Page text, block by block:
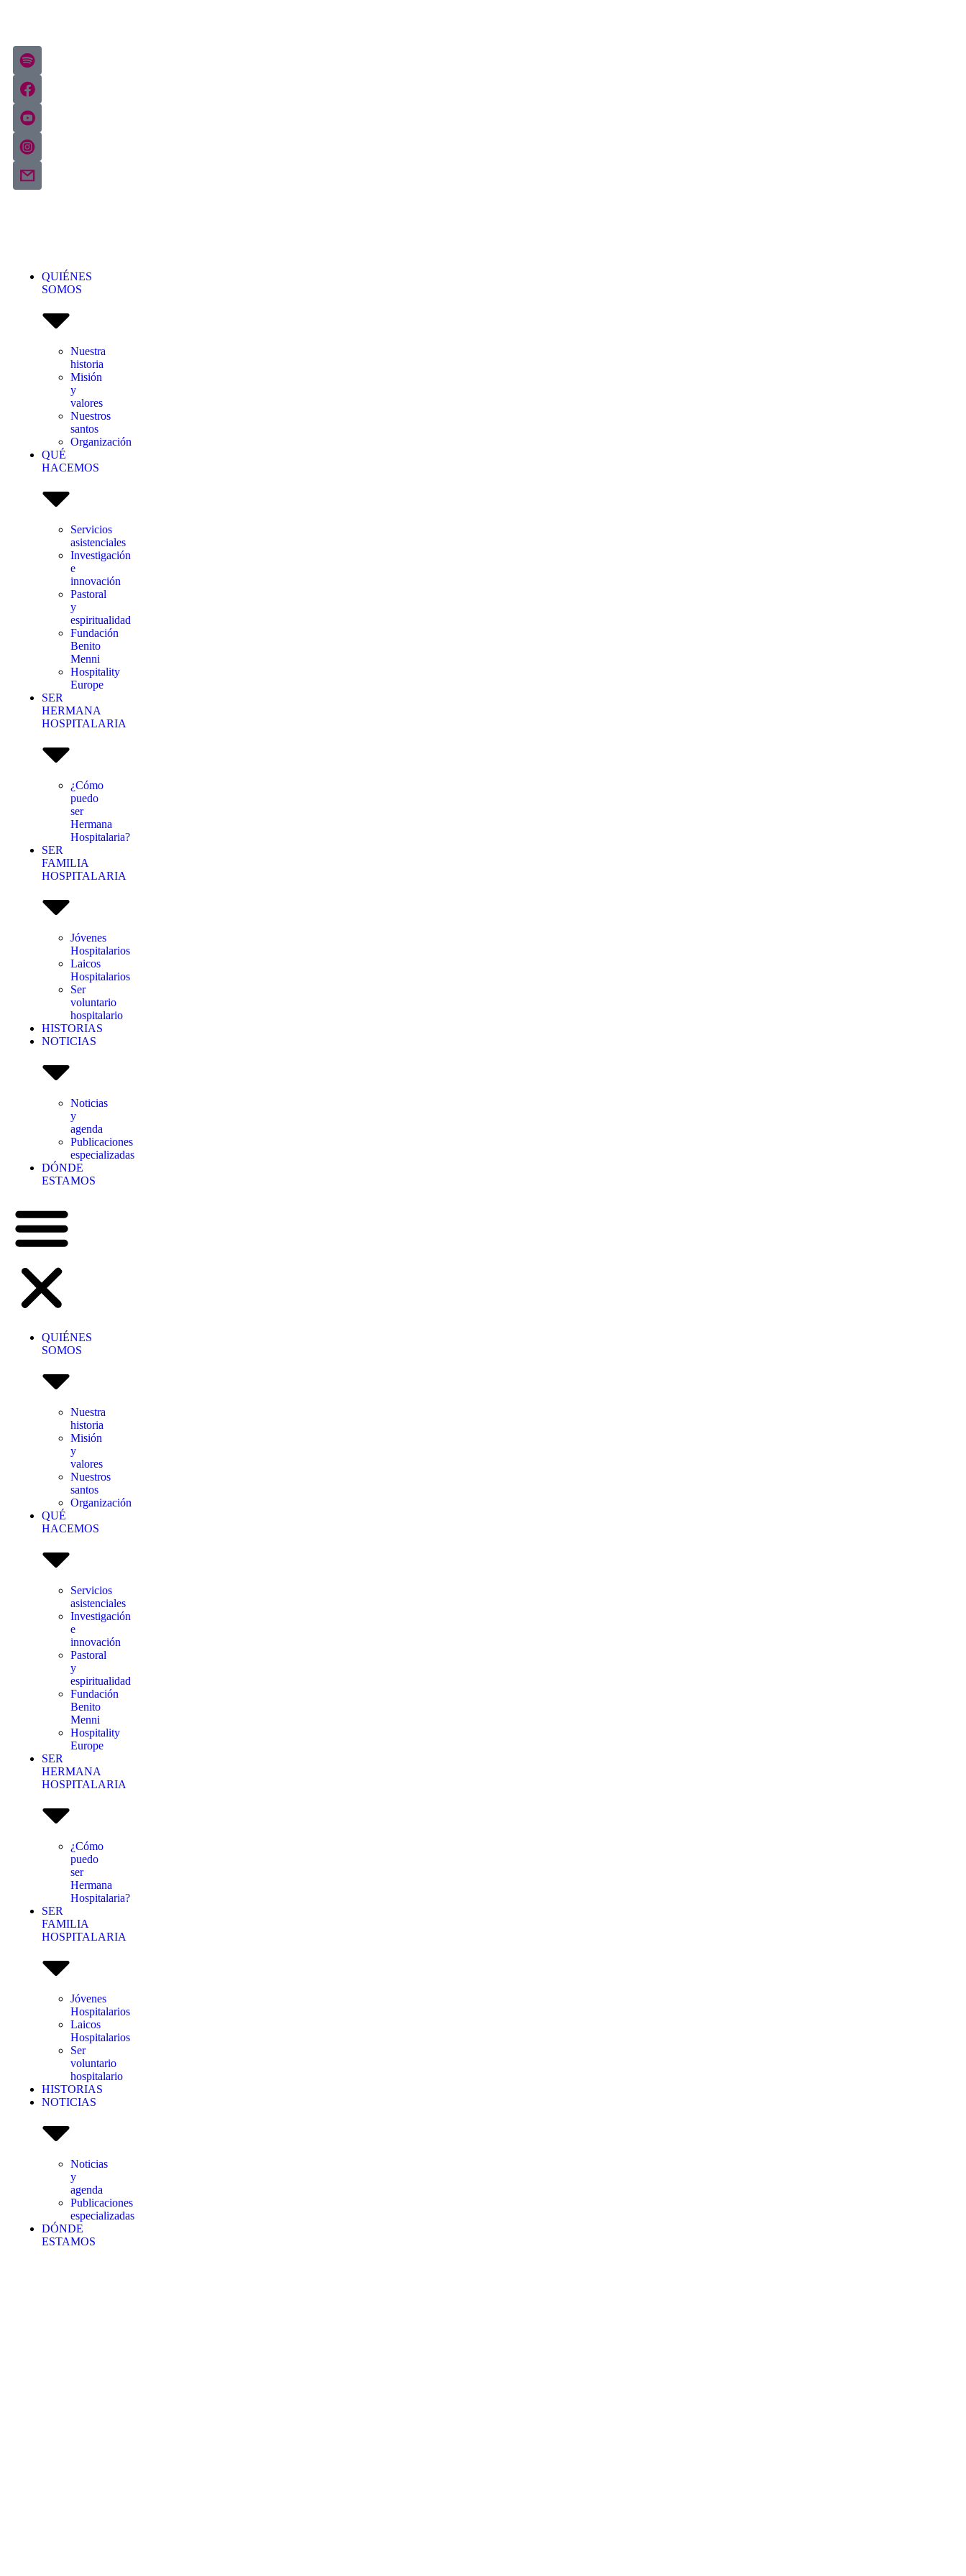
QUIÉNES
SOMOS
Nuestra
historia
Misión
y
valores
Nuestros
santos
Organización
QUÉ
HACEMOS
Servicios
asistenciales
Investigación
e
innovación
Pastoral
y
espiritualidad
Fundación
Benito
Menni
Hospitality
Europe
SER
HERMANA
HOSPITALARIA
¿Cómo
puedo
ser
Hermana
Hospitalaria?
SER
FAMILIA
HOSPITALARIA
Jóvenes
Hospitalarios
Laicos
Hospitalarios
Ser
voluntario
hospitalario
HISTORIAS
NOTICIAS
Noticias
y
agenda
Publicaciones
especializadas
DÓNDE
ESTAMOS
QUIÉNES
SOMOS
Nuestra
historia
Misión
y
valores
Nuestros
santos
Organización
QUÉ
HACEMOS
Servicios
asistenciales
Investigación
e
innovación
Pastoral
y
espiritualidad
Fundación
Benito
Menni
Hospitality
Europe
SER
HERMANA
HOSPITALARIA
¿Cómo
puedo
ser
Hermana
Hospitalaria?
SER
FAMILIA
HOSPITALARIA
Jóvenes
Hospitalarios
Laicos
Hospitalarios
Ser
voluntario
hospitalario
HISTORIAS
NOTICIAS
Noticias
y
agenda
Publicaciones
especializadas
DÓNDE
ESTAMOS